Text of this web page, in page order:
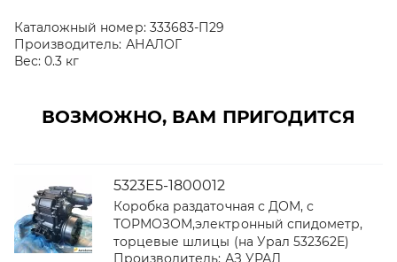
Каталожный номер: 333683-П29
Производитель: АНАЛОГ
Вес: 0.3 кг
ВОЗМОЖНО, ВАМ ПРИГОДИТСЯ
5323Е5-1800012
Коробка раздаточная с ДОМ, с
ТОРМОЗОМ,электронный спидометр,
торцевые шлицы (на Урал 532362Е)
Производитель: АЗ УРАЛ